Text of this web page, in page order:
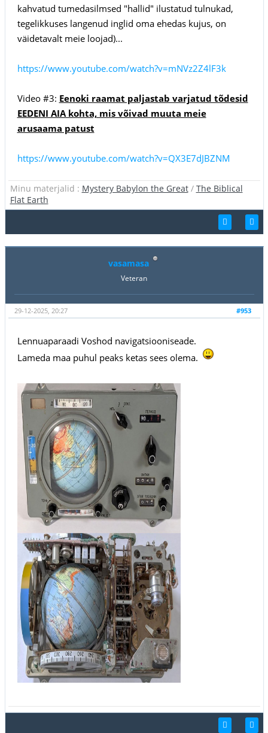
kahvatud tumedasilmsed "hallid" ilustatud tulnukad,
tegelikkuses langenud inglid oma ehedas kujus, on
väidetavalt meie loojad)...
https://www.youtube.com/watch?v=mNVz2Z4lF3k
Video #3: Eenoki raamat paljastab varjatud tõdesid
EEDENI AIA kohta, mis võivad muuta meie
arusaama patust
https://www.youtube.com/watch?v=QX3E7dJBZNM
Minu materjalid : Mystery Babylon the Great/ The Biblical
Flat Earth
vasamasa
Veteran
#953
29-12-2025, 20:27
Lennuaparaadi Voshod navigatsiooniseade.
Lameda maa puhul peaks ketas sees olema.